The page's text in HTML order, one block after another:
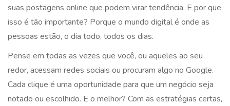
suas postagens online que podem virar tendência. E por que
isso é tão importante? Porque o mundo digital é onde as
pessoas estão, o dia todo, todos os dias.
Pense em todas as vezes que você, ou aqueles ao seu
redor, acessam redes sociais ou procuram algo no Google.
Cada clique é uma oportunidade para que um negócio seja
notado ou escolhido. E o melhor? Com as estratégias certas,